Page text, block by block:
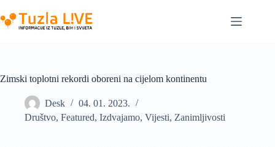
to
content
Zimski toplotni rekordi oboreni na cijelom kontinentu
Desk
04. 01. 2023.
Društvo, Featured, Izdvajamo, Vijesti, Zanimljivosti